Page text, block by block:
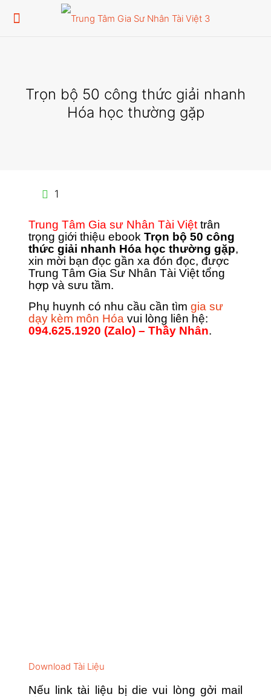
Trọn bộ 50 công thức giải nhanh
Hóa học thường gặp
1
Trung Tâm Gia sư Nhân Tài Việttrân
trọng giới thiệu ebook Trọn bộ 50 công
thức giải nhanh Hóa học thường gặp,
xin mời bạn đọc gần xa đón đọc, được
Trung Tâm Gia Sư Nhân Tài Việt tổng
hợp và sưu tầm.
Phụ huynh có nhu cầu cần tìm gia sư
dạy kèm môn Hóa vui lòng liên hệ:
094.625.1920 (Zalo) – Thầy Nhân.
Download Tài Liệu
Nếu link tài liệu bị die vui lòng gởi mail